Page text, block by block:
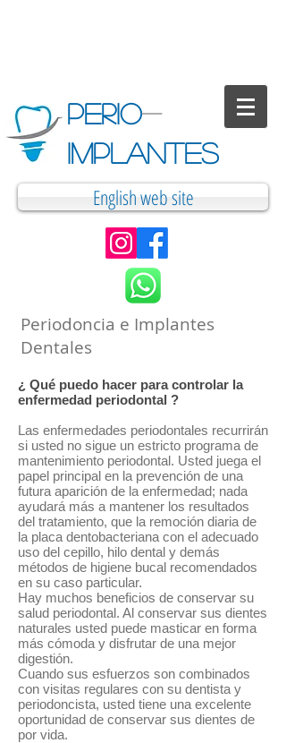
PERIO-
IMPLANTES
English web site
Periodoncia e Implantes
Dentales
¿ Qué puedo hacer para controlar la
enfermedad periodontal ?
Las enfermedades periodontales recurrirán
si usted no sigue un estricto programa de
mantenimiento periodontal. Usted juega el
papel principal en la prevención de una
futura aparición de la enfermedad; nada
ayudará más a mantener los resultados
del tratamiento, que la remoción diaria de
la placa dentobacteriana con el adecuado
uso del cepillo, hilo dental y demás
métodos de higiene bucal recomendados
en su caso particular.
Hay muchos beneficios de conservar su
salud periodontal. Al conservar sus dientes
naturales usted puede masticar en forma
más cómoda y disfrutar de una mejor
digestión.
Cuando sus esfuerzos son combinados
con visitas regulares con su dentista y
periodoncista, usted tiene una excelente
oportunidad de conservar sus dientes de
por vida.